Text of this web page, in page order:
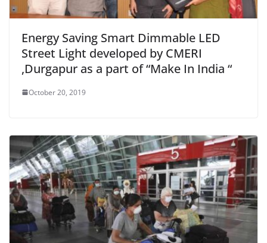
Energy Saving Smart Dimmable LED
Street Light developed by CMERI
,Durgapur as a part of “Make In India “
October 20, 2019